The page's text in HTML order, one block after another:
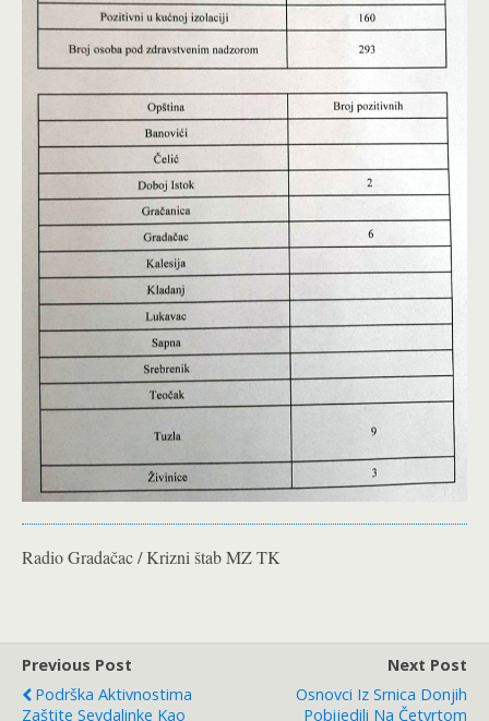
Radio Gradačac / Krizni štab MZ TK
Previous Post
Podrška Aktivnostima
Zaštite Sevdalinke Kao
Next Post
Osnovci Iz Srnica Donjih
Pobijedili Na Četvrtom